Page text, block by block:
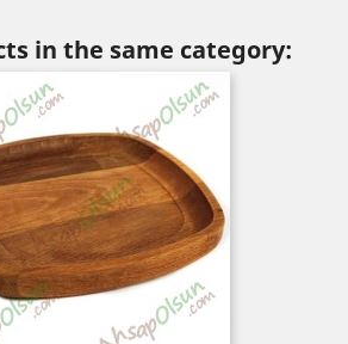
in the same category: